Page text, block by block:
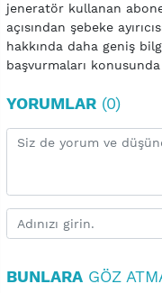
jeneratör kullanan
açısından şebeke
hakkında daha geniş
başvurmaları
YORUMLAR (0)
BUNLARA GÖZ